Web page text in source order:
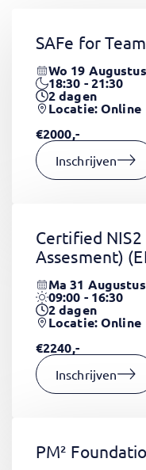
SAFe for
Wo 19
18:30 - 21:30
2dagen
Locatie: Online
€2000,-
Inschrijven
Certified
Assesment)
Ma 31
09:00 - 16:30
2dagen
Locatie: Online
€2240,-
Inschrijven
PM²